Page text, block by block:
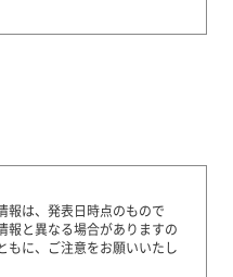
報は、発表日時点のもので
報と異なる場合がありますの
もに、ご注意をお願いいたし